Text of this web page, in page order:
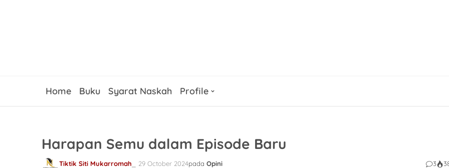
Home Buku Syarat Naskah Profile
Harapan Semu dalam Episode Baru
Tiktik Siti Mukarromah 29 October 2024pada Opini 3